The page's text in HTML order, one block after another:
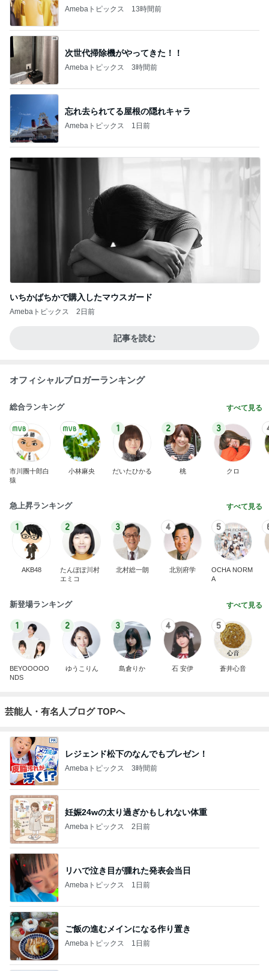
Amebaトピックス 13時間前
次世代掃除機がやってきた！！
Amebaトピックス 3時間前
忘れ去られてる屋根の隠れキャラ
Amebaトピックス 1日前
いちかばちかで購入したマウスガード
Amebaトピックス 2日前
記事を読む
オフィシャルブロガーランキング
総合ランキング すべて見る
市川團十郎白
猿
小林麻央
1
だいたひかる
2
桃
3
クロ
急上昇ランキング すべて見る
1
AKB48
2
たんぽぽ川村
エミコ
3
北村総一朗
4
北別府学
5
OCHA NORM
A
新登場ランキング すべて見る
1
BEYOOOOO
NDS
2
ゆうこりん
3
島倉りか
4
石 安伊
5
蒼井心音
芸能人・有名人ブログ TOPへ
レジェンド松下のなんでもプレゼン！
Amebaトピックス 3時間前
妊娠24wの太り過ぎかもしれない体重
Amebaトピックス 2日前
リハで泣き目が腫れた発表会当日
Amebaトピックス 1日前
ご飯の進むメインになる作り置き
Amebaトピックス 1日前